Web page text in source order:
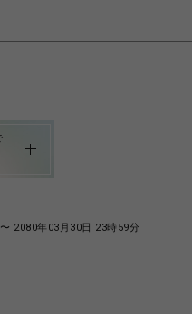
2080年03月30日 23時59分